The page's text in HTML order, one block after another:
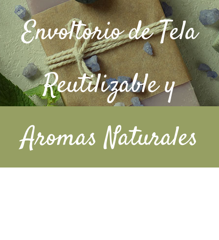
Barba
Tattoo
Packs regalo
Hogar
Talleres
Envoltorio de Tela
Reutilizable y
Aromas Naturales